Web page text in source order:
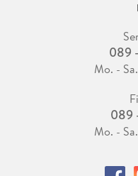
089
Mo. -
089
Mo. -